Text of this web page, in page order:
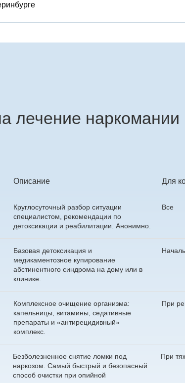
лечение наркомании
Описание Для
Круглосуточный разбор ситуации
специалистом, рекомендации по
детоксикации и реабилитации. Анонимно.
Все
Базовая детоксикация и
медикаментозное купирование
абстинентного синдрома на дому или в
клинике.
Комплексное очищение организма:
капельницы, витамины, седативные
препараты и «антирецидивный»
комплекс.
При
Безболезненное снятие ломки под
наркозом. Самый быстрый и безопасный
способ очистки при опийной
При